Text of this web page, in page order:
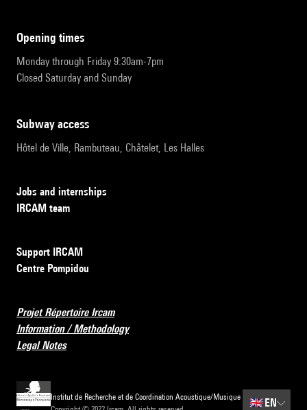
opening times
Monday through Friday 9:30am-7pm
Closed Saturday and Sunday
subway access
Hôtel de Ville, Rambuteau, Châtelet, Les Halles
Jobs and internships
IRCAM team
Support IRCAM
Centre Pompidou
Projet Répertoire Ircam
Information / Methodology
Legal Notes
Institut de Recherche et de Coordination Acoustique/Musique
🇬🇧 EN